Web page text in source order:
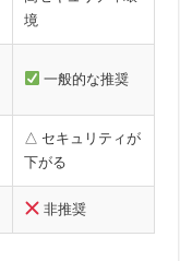
境
一般的な推奨
△ セキュリティが
下がる
非推奨